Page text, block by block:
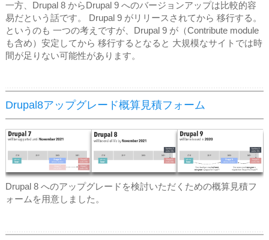
​一方、Drupal 8 からDrupal 9 へのバージョンアップは比較的容
易だという話です。 Drupal 9 がリリースされてから 移行する。
というのも 一つの考えですが、Drupal 9 が（Contribute module
も含め）安定してから 移行するとなると 大規模なサイトでは時
間が足りない可能性があります。
Drupal8アップグレード概算見積フォーム
Drupal 8 へのアップグレードを検討いただくための概算見積フ
ォームを用意しました。